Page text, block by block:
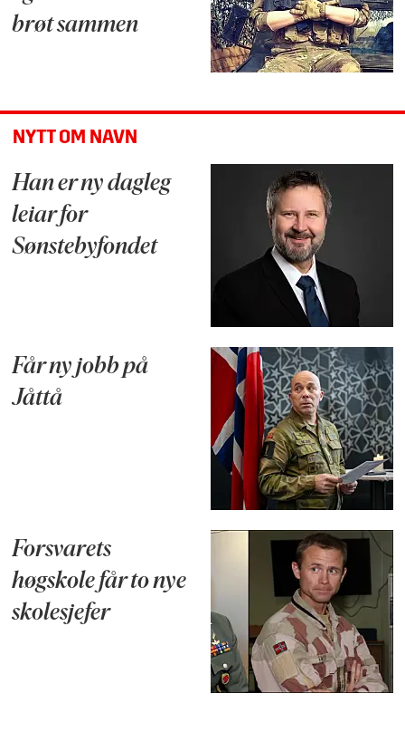
brøt sammen
NYTT OM NAVN
Han er ny dagleg
leiar for
Sønstebyfondet
Får ny jobb på
Jåttå
Forsvarets
høgskole får to nye
skolesjefer